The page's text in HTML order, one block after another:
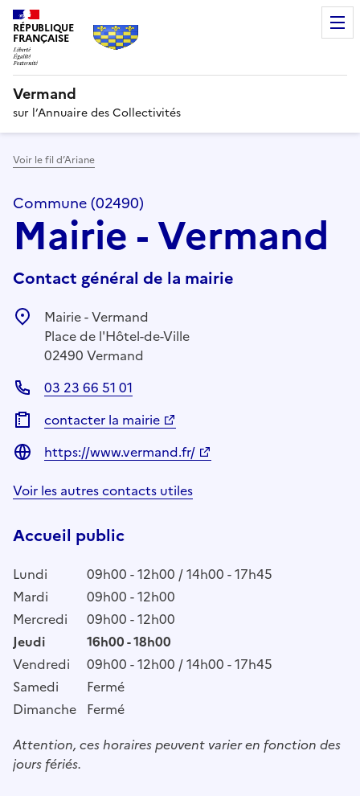
RÉPUBLIQUE
FRANÇAISE
Vermand
sur l’Annuaire des Collectivités
Voir le fil d’Ariane
Commune (02490)
Mairie - Vermand
Contact général de la mairie
Mairie - Vermand
Place de l'Hôtel-de-Ville
02490 Vermand
03 23 66 51 01
contacter la mairie
https://www.vermand.fr/
Voir les autres contacts utiles
Accueil public
Lundi
09h00 - 12h00 / 14h00 - 17h45
Mardi
09h00 - 12h00
Mercredi
09h00 - 12h00
Jeudi
16h00 - 18h00
Vendredi
09h00 - 12h00 / 14h00 - 17h45
Samedi
Fermé
Dimanche Fermé
Attention, ces horaires peuvent varier en fonction des
jours fériés.